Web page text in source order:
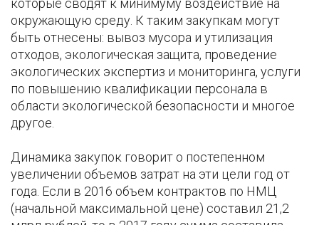
которые сводят к минимуму воздействие на
окружающую среду. К таким закупкам могут
быть отнесены: вывоз мусора и утилизация
отходов, экологическая защита, проведение
экологических экспертиз и мониторинга, услуги
по повышению квалификации персонала в
области экологической безопасности и многое
другое.
Динамика закупок говорит о постепенном
увеличении объемов затрат на эти цели год от
года. Если в 2016 объем контрактов по НМЦ
(начальной максимальной цене) составил 21,2